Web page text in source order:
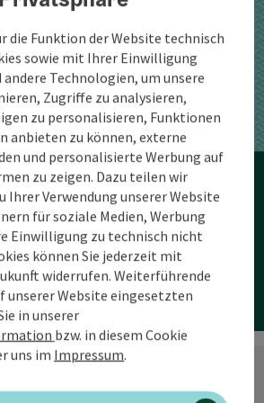
die Unterkunft
Unterkunft
gefunden?
buchen
die Funktion der Website technisch
sowie mit Ihrer Einwilligung
andere Technologien, um unsere
Zugriffe zu analysieren,
zu personalisieren, Funktionen
anbieten zu können, externe
und personalisierte Werbung auf
zu zeigen. Dazu teilen wir
Verwendung unserer Website
für soziale Medien, Werbung
Einwilligung zu technisch nicht
können Sie jederzeit mit
widerrufen. Weiterführende
unserer Website eingesetzten
in unserer
bzw. in diesem Cookie
uns im Impressum.